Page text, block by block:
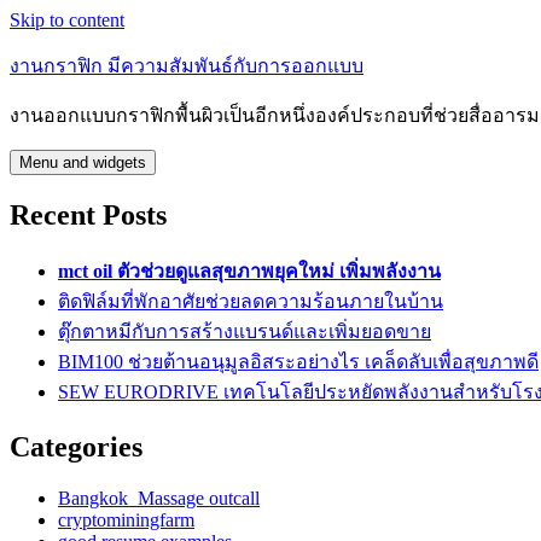
Skip to content
งานกราฟิก มีความสัมพันธ์กับการออกแบบ
งานออกแบบกราฟิกพื้นผิวเป็นอีกหนึ่งองค์ประกอบที่ช่วยสื่ออาร
Menu and widgets
Recent Posts
mct oil ตัวช่วยดูแลสุขภาพยุคใหม่ เพิ่มพลังงาน
ติดฟิล์มที่พักอาศัยช่วยลดความร้อนภายในบ้าน
ตุ๊กตาหมีกับการสร้างแบรนด์และเพิ่มยอดขาย
BIM100 ช่วยต้านอนุมูลอิสระอย่างไร เคล็ดลับเพื่อสุขภาพดี
SEW EURODRIVE เทคโนโลยีประหยัดพลังงานสำหรับโ
Categories
Bangkok Massage outcall
cryptominingfarm